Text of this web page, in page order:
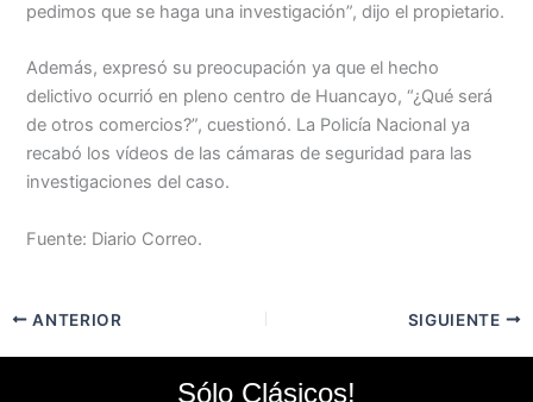
pedimos que se haga una investigación”, dijo el propietario.
Además, expresó su preocupación ya que el hecho
delictivo ocurrió en pleno centro de Huancayo, “¿Qué será
de otros comercios?”, cuestionó. La Policía Nacional ya
recabó los vídeos de las cámaras de seguridad para las
investigaciones del caso.
Fuente: Diario Correo.
ANTERIOR SIGUIENTE
Sólo Clásicos!